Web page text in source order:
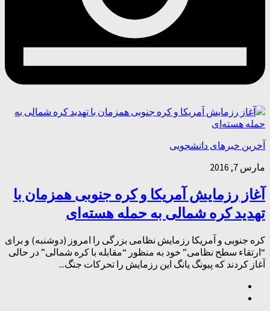
آخرین خبرهای دانشجویی
مارس 7, 2016
آغاز رزمایش آمریکا و کره جنوبی همزمان با
تهدید کره شمالی به حمله هسته‌ای
کره جنوبی و آمریکا رزمایش نظامی بزرگی را امروز (دوشنبه) و برای
“ارتقاء‌ سطح نظامی” خود به منظور “مقابله با کره شمالی” در حالی
آغاز کردند که پیونگ یانگ این رزمایش را تحرکات جنگ...